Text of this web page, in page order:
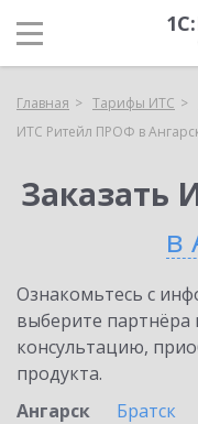
Главная Тарифы ИТС
ИТС Ритейл ПРОФ в
Заказать
в
Ознакомьтесь с
выберите партнёра
консультацию,
продукта.
Ангарск
Братск